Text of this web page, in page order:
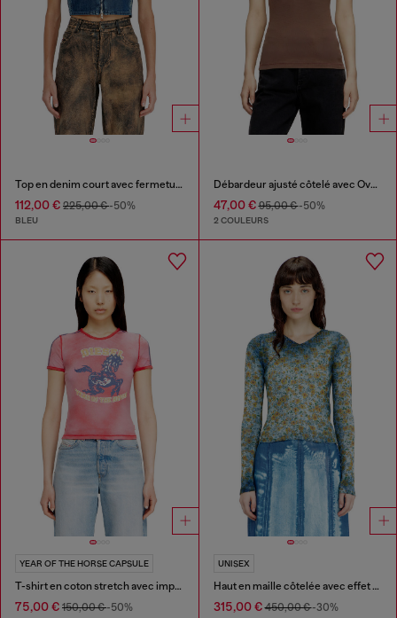
Top en denim court avec fermeture éclair sur le devant
112,00 € 225,00 €-50%
BLEU
Débardeur ajusté côtelé avec Ovale D métallique
47,00 €95,00 €-50%
2 COULEURS
YEAR OF THE HORSE CAPSULE
T-shirt en coton stretch avec imprimé graphique cheval
75,00 € 150,00 €-50%
UNISEX
Haut en maille côtelée avec effet floral radiographique
315,00 €450,00 €-30%